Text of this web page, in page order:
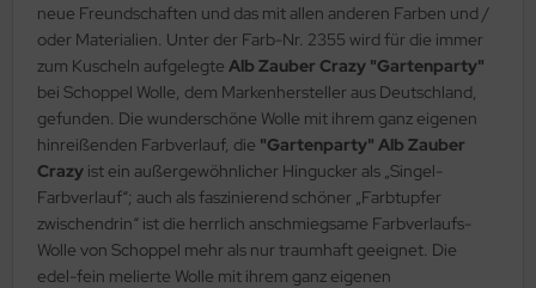
neue Freundschaften und das mit allen anderen Farben und /
oder Materialien. Unter der Farb-Nr. 2355 wird für die immer
zum Kuscheln aufgelegte Alb Zauber Crazy "Gartenparty"
bei Schoppel Wolle, dem Markenhersteller aus Deutschland,
gefunden. Die wunderschöne Wolle mit ihrem ganz eigenen
hinreißenden Farbverlauf, die "Gartenparty" Alb Zauber
Crazy ist ein außergewöhnlicher Hingucker als „Singel-
Farbverlauf“; auch als faszinierend schöner „Farbtupfer
zwischendrin“ ist die herrlich anschmiegsame Farbverlaufs-
Wolle von Schoppel mehr als nur traumhaft geeignet. Die
edel-fein melierte Wolle mit ihrem ganz eigenen